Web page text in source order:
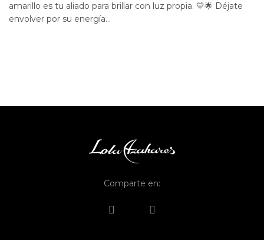
amarillo es tu aliado para brillar con luz propia. 💛🌟 Déjate
envolver por su energía...
Comparte en: